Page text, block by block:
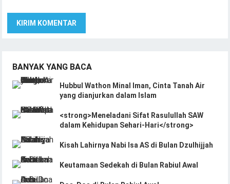
BANYAK YANG BACA
Hubbul Wathon Minal Iman, Cinta Tanah Air
yang dianjurkan dalam Islam
<strong>Meneladani Sifat Rasulullah SAW
dalam Kehidupan Sehari-Hari</strong>
Kisah Lahirnya Nabi Isa AS di Bulan Dzulhijjah
Keutamaan Sedekah di Bulan Rabiul Awal